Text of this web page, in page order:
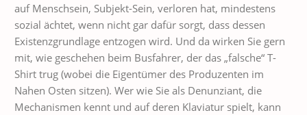
auf Menschsein, Subjekt-Sein, verloren hat, mindestens
sozial ächtet, wenn nicht gar dafür sorgt, dass dessen
Existenzgrundlage entzogen wird. Und da wirken Sie gern
mit, wie geschehen beim Busfahrer, der das „falsche“ T-
Shirt trug (wobei die Eigentümer des Produzenten im
Nahen Osten sitzen). Wer wie Sie als Denunziant, die
Mechanismen kennt und auf deren Klaviatur spielt, kann